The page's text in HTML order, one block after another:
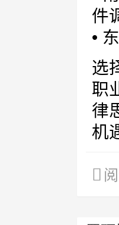
件
•
选
职
律
机